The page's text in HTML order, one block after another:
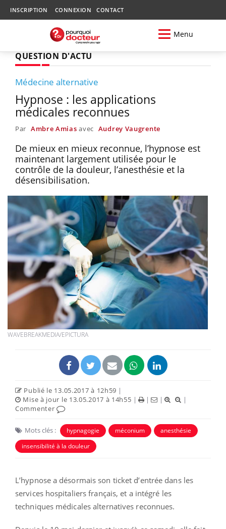
INSCRIPTION CONNEXION CONTACT
Menu
QUESTION D'ACTU
Médecine alternative
Hypnose : les applications
médicales reconnues
Par Ambre Amias avec Audrey Vaugrente
De mieux en mieux reconnue, l’hypnose est
maintenant largement utilisée pour le
contrôle de la douleur, l’anesthésie et la
désensibilisation.
WAVEBREAKMEDIA/EPICTURA
Publié le 13.05.2017 à 12h59 |
Mise à jour le 13.05.2017 à 14h55 | | |
|
Commenter
Mots clés : hypnagogie méconium
anesthésie
insensibilité à la douleur
L’hypnose a désormais son ticket d’entrée dans les
services hospitaliers français, et a intégré les
techniques médicales alternatives reconnues.